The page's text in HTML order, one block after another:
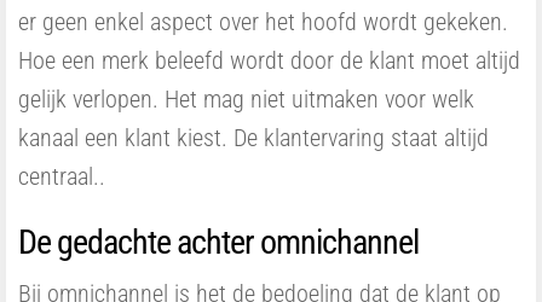
er geen enkel aspect over het hoofd wordt gekeken.
Hoe een merk beleefd wordt door de klant moet altijd
gelijk verlopen. Het mag niet uitmaken voor welk
kanaal een klant kiest. De klantervaring staat altijd
centraal..
De gedachte achter omnichannel
Bij omnichannel is het de bedoeling dat de klant op